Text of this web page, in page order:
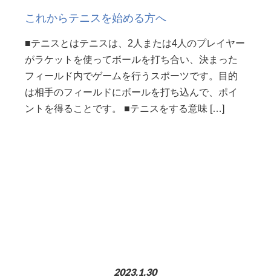
これからテニスを始める方へ
■テニスとはテニスは、2人または4人のプレイヤー
がラケットを使ってボールを打ち合い、決まった
フィールド内でゲームを行うスポーツです。目的
は相手のフィールドにボールを打ち込んで、ポイ
ントを得ることです。 ■テニスをする意味 […]
2023.1.30